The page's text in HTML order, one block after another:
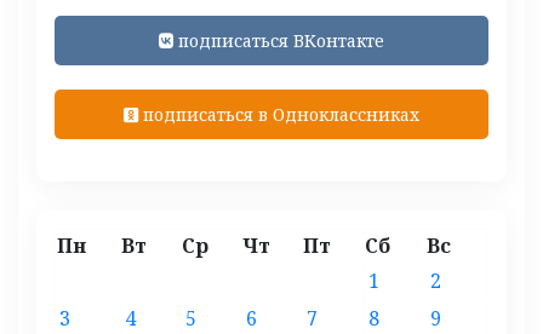
подписаться ВКонтакте
подписаться в Одноклассниках
Пн Вт Ср Чт Пт Сб Вс
1
2
3
4 5 6 7 8
9